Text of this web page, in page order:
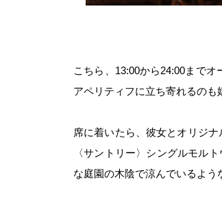
こちら、13:00から24:00まで
アペリティフに立ち寄れるのも
席に着いたら、彼女とオリジ
〈サントリー〉シングルモル
な庭園の木陰で涼んでいるよう